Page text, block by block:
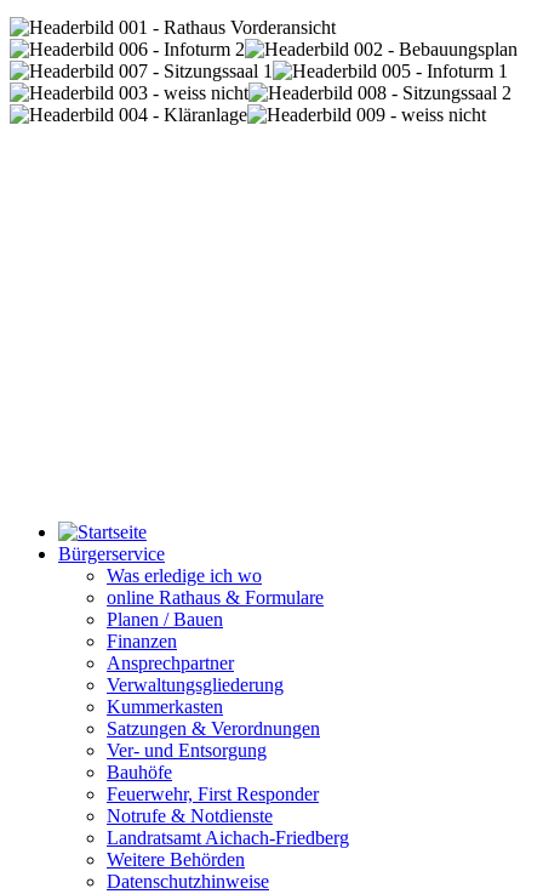
Bürgerservice
Was erledige ich wo
online Rathaus & Formulare
Planen / Bauen
Finanzen
Ansprechpartner
Verwaltungsgliederung
Kummerkasten
Satzungen & Verordnungen
Ver- und Entsorgung
Bauhöfe
Feuerwehr, First Responder
Notrufe & Notdienste
Landratsamt Aichach-Friedberg
Weitere Behörden
Datenschutzhinweise